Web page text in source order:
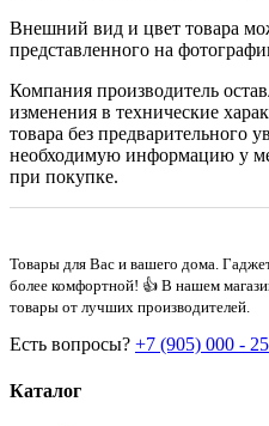
Внешний вид и цвет товара
представленного на
Компания производитель
изменения в технические
товара без предварительного
необходимую информацию у
при покупке.
Товары для Вас и вашего дома.
более комфортной! 👍 В нашем
товары от лучших производителей.
Есть вопросы? +7 (905) 000 -
Каталог